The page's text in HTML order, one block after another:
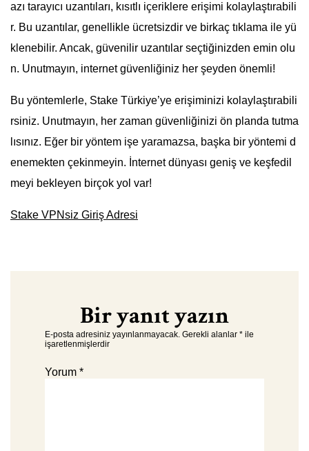
azı tarayıcı uzantıları, kısıtlı içeriklere erişimi kolaylaştırabili
r. Bu uzantılar, genellikle ücretsizdir ve birkaç tıklama ile yü
klenebilir. Ancak, güvenilir uzantılar seçtiğinizden emin olu
n. Unutmayın, internet güvenliğiniz her şeyden önemli!
Bu yöntemlerle, Stake Türkiye’ye erişiminizi kolaylaştırabili
rsiniz. Unutmayın, her zaman güvenliğinizi ön planda tutma
lısınız. Eğer bir yöntem işe yaramazsa, başka bir yöntemi d
enemekten çekinmeyin. İnternet dünyası geniş ve keşfedil
meyi bekleyen birçok yol var!
Stake VPNsiz Giriş Adresi
Bir yanıt yazın
E-posta adresiniz yayınlanmayacak. Gerekli alanlar * ile
işaretlenmişlerdir
Yorum *